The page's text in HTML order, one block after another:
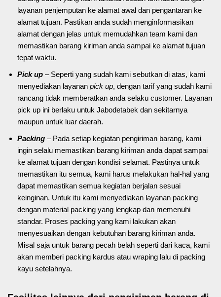
layanan penjemputan ke alamat awal dan pengantaran ke
alamat tujuan. Pastikan anda sudah menginformasikan
alamat dengan jelas untuk memudahkan team kami dan
memastikan barang kiriman anda sampai ke alamat tujuan
tepat waktu.
Pick up – Seperti yang sudah kami sebutkan di atas, kami
menyediakan layanan pick up, dengan tarif yang sudah kami
rancang tidak memberatkan anda selaku customer. Layanan
pick up ini berlaku untuk Jabodetabek dan sekitarnya
maupun untuk luar daerah.
Packing – Pada setiap kegiatan pengiriman barang, kami
ingin selalu memastikan barang kiriman anda dapat sampai
ke alamat tujuan dengan kondisi selamat. Pastinya untuk
memastikan itu semua, kami harus melakukan hal-hal yang
dapat memastikan semua kegiatan berjalan sesuai
keinginan. Untuk itu kami menyediakan layanan packing
dengan material packing yang lengkap dan memenuhi
standar. Proses packing yang kami lakukan akan
menyesuaikan dengan kebutuhan barang kiriman anda.
Misal saja untuk barang pecah belah seperti dari kaca, kami
akan memberi packing kardus atau wraping lalu di packing
kayu setelahnya.